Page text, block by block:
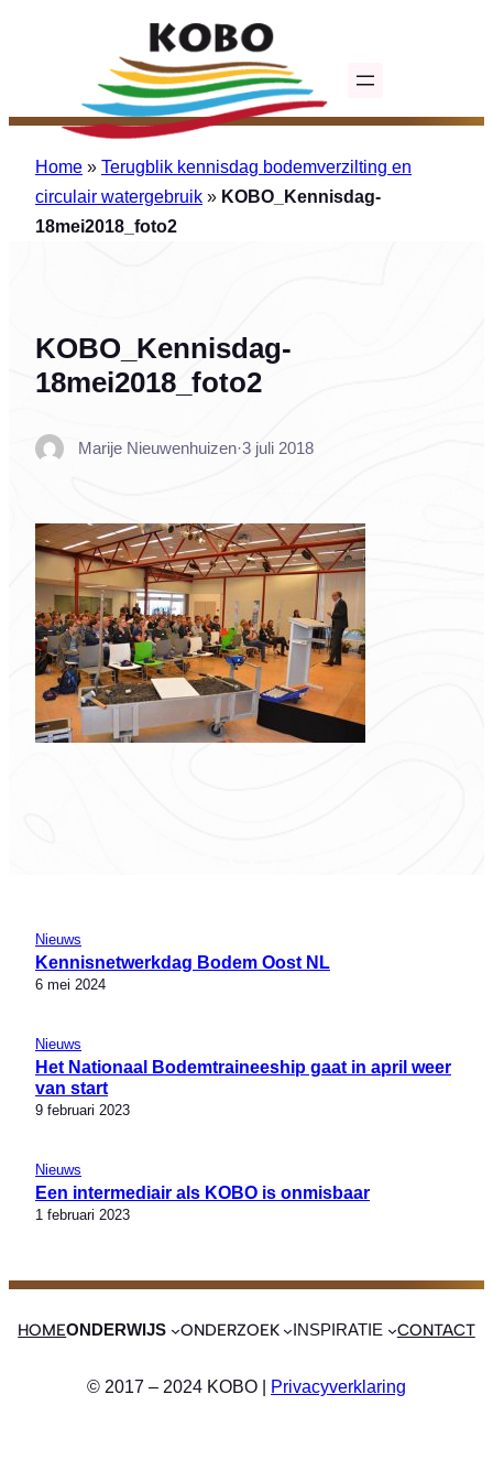
Home » Terugblik kennisdag bodemverzilting en
circulair watergebruik » KOBO_Kennisdag-
18mei2018_foto2
KOBO_Kennisdag-
18mei2018_foto2
Marije Nieuwenhuizen·3 juli 2018
Nieuws
Kennisnetwerkdag Bodem Oost NL
6 mei 2024
Nieuws
Het Nationaal Bodemtraineeship gaat in april weer
van start
9 februari 2023
Nieuws
Een intermediair als KOBO is onmisbaar
1 februari 2023
HOMEONDERWIJS ONDERZOEK INSPIRATIE CONTACT
© 2017 – 2024 KOBO | Privacyverklaring